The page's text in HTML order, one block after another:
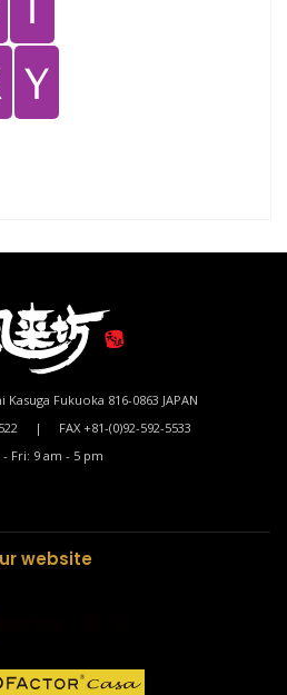
Ｙ
Fukuoka 816-0863 JAPAN
| FAX +81-(0)92-592-5533
Fri: 9 am - 5 pm
website